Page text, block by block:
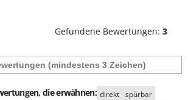
Gefundene Bewertungen: 3
die erwähnen: direkt spürbar